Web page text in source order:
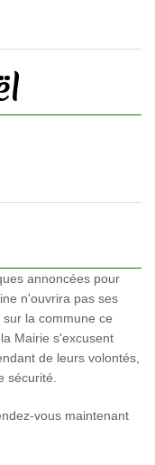
annoncées pour
n'ouvrira pas ses
la commune ce
Mairie s'excusent
de leurs volontés,
sécurité.
vous maintenant